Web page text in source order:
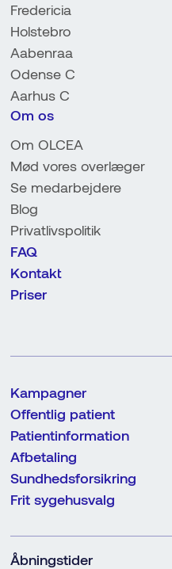
Fredericia
Holstebro
Aabenraa
Odense C
Aarhus C
Om os
Om OLCEA
Mød vores overlæger
Se medarbejdere
Blog
Privatlivspolitik
FAQ
Kontakt
Priser
Kampagner
Offentlig patient
Patientinformation
Afbetaling
Sundhedsforsikring
Frit sygehusvalg
Åbningstider